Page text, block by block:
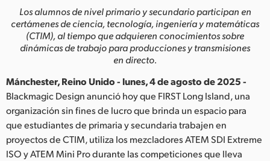
India
Italy
Korea
Mexico
Malaysia
Los alumnos de nivel primario y secundario participan en
certámenes deciencia, tecnología, ingeniería y matemáticas
(CTIM), al tiempo que adquieren conocimientos sobre
dinámicas de trabajo para producciones y transmisiones
en directo.
Mánchester, Reino Unido - lunes, 4 de agosto de 2025 -
Blackmagic Design anunció hoy que FIRST Long Island, una
organización sin fines de lucro que brinda un espacio para
que estudiantes de primaria y secundaria trabajen en
proyectos de CTIM, utiliza los mezcladores ATEM SDI Extreme
ISO y ATEM Mini Pro durante las competiciones que lleva